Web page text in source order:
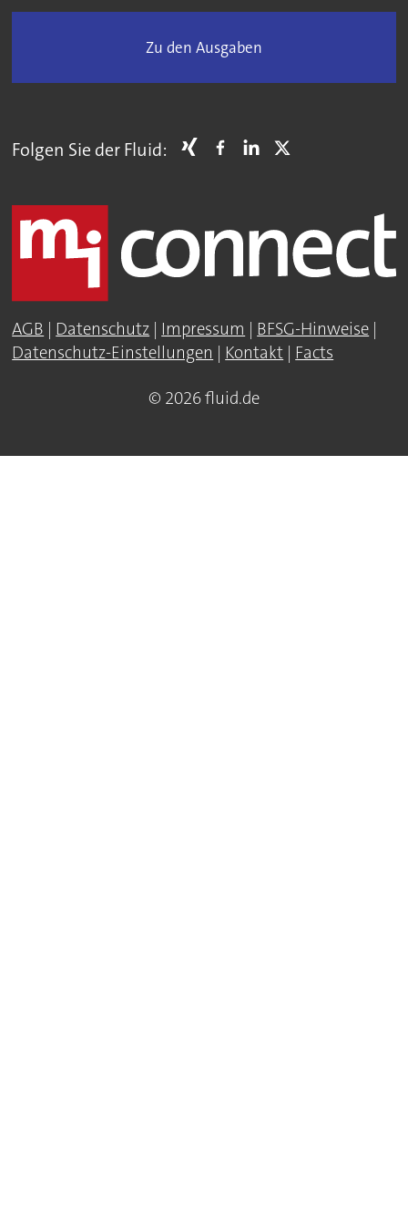
Zu den Ausgaben
Folgen Sie der Fluid:
AGB | Datenschutz | Impressum | BFSG-Hinweise |
Datenschutz-Einstellungen | Kontakt | Facts
© 2026 fluid.de